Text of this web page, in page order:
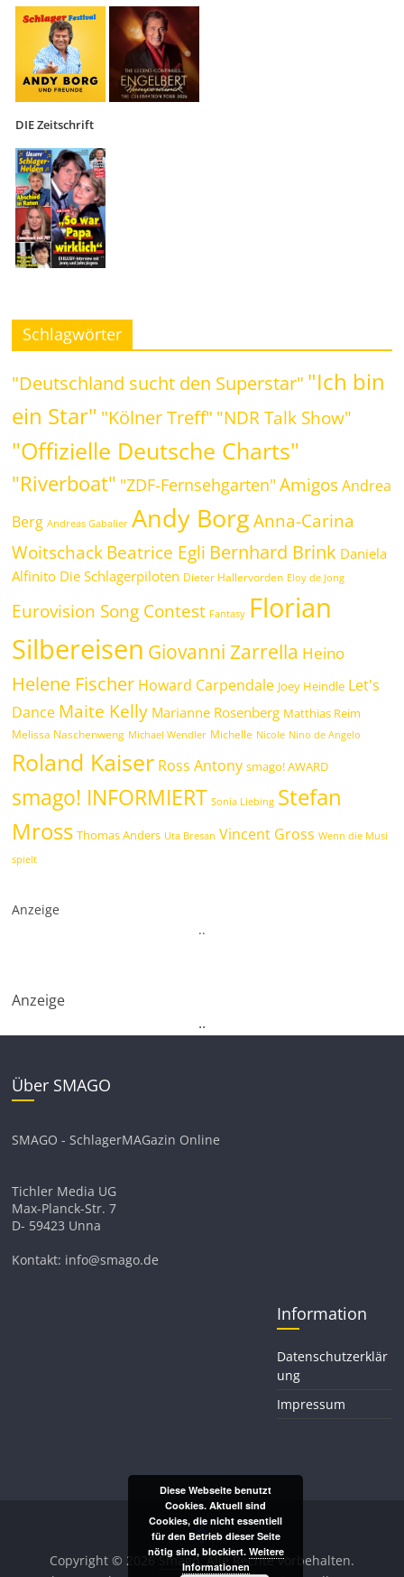
DIE Zeitschrift
Schlagwörter
"Deutschland sucht den Superstar" "Ich bin
ein Star" "Kölner Treff" "NDR Talk Show"
"Offizielle Deutsche Charts"
"Riverboat" "ZDF-Fernsehgarten" Amigos Andrea
Berg Andreas Gabalier Andy Borg Anna-Carina
WoitschackBeatrice Egli Bernhard Brink Daniela
Alfinito Die Schlagerpiloten Dieter Hallervorden Eloy de Jong
Eurovision Song Contest Fantasy Florian
Silbereisen Giovanni Zarrella Heino
Helene Fischer Howard Carpendale Joey Heindle Let's
Dance Maite Kelly Marianne Rosenberg Matthias Reim
Melissa Naschenweng Michael Wendler Michelle Nicole Nino de Angelo
Roland Kaiser Ross Antony smago! AWARD
smago! INFORMIERT Sonia Liebing Stefan
Mross Thomas Anders Uta Bresan Vincent Gross Wenn die Musi
spielt
Anzeige
..
Anzeige
..
Über SMAGO
SMAGO - SchlagerMAGazin Online
Tichler Media UG
Max-Planck-Str. 7
D- 59423 Unna
Kontakt: info@smago.de
Information
Datenschutzerklär
ung
Impressum
Copyright © 2026Smago. Alle Rechte vorbehalten.
Diese Webseite benutzt
Cookies. Aktuell sind
Cookies, die nicht essentiell
für den Betrieb dieser Seite
nötig sind, blockiert. Weitere
Informationen